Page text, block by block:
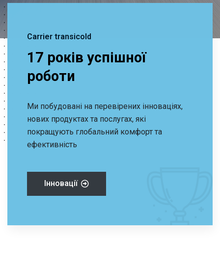
Carrier transicold
17 років успішної
роботи
Ми побудовані на перевірених інноваціях,
нових продуктах та послугах, які
покращують глобальний комфорт та
ефективність
Інновації